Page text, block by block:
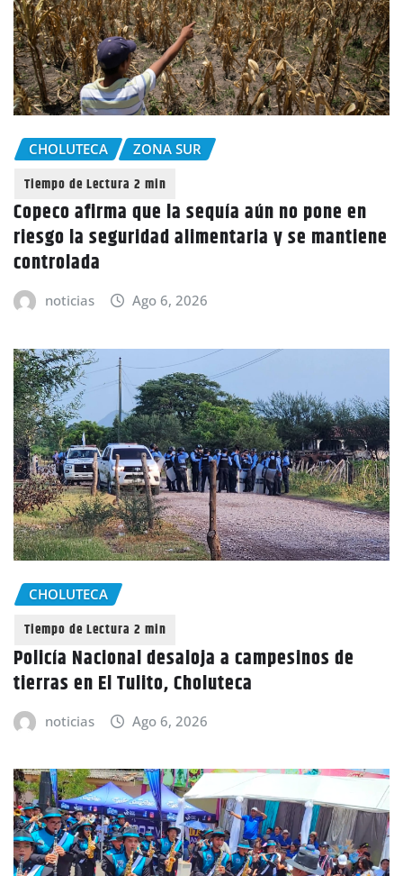
CHOLUTECA ZONA SUR
Copeco afirma que la sequía aún no pone en
riesgo la seguridad alimentaria y se mantiene
controlada
noticias Ago 6, 2026
CHOLUTECA
Policía Nacional desaloja a campesinos de
tierras en El Tulito, Choluteca
noticias Ago 6, 2026